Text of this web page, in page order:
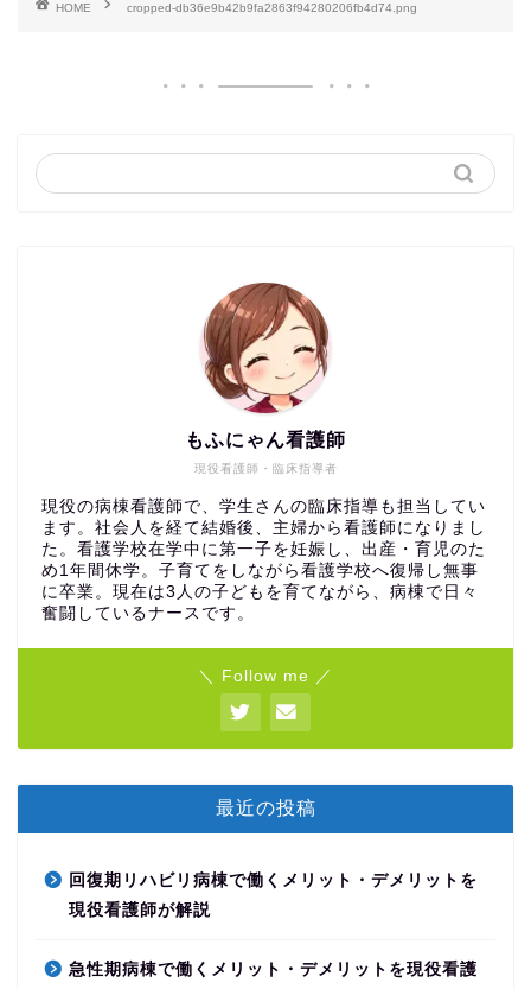
HOME cropped-db36e9b42b9fa2863f94280206fb4d74.png
現役看護師・臨床指導者
もふにゃん看護師
現役の病棟看護師で、学生さんの臨床指導も担当してい
ます。社会人を経て結婚後、主婦から看護師になりまし
た。看護学校在学中に第一子を妊娠し、出産・育児のた
め1年間休学。子育てをしながら看護学校へ復帰し無事
に卒業。現在は3人の子どもを育てながら、病棟で日々
奮闘しているナースです。
＼ Follow me ／
最近の投稿
回復期リハビリ病棟で働くメリット・デメリットを
現役看護師が解説
急性期病棟で働くメリット・デメリットを現役看護